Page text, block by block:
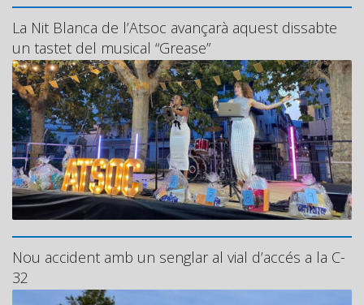
La Nit Blanca de l’Atsoc avançarà aquest dissabte
un tastet del musical “Grease”
Nou accident amb un senglar al vial d’accés a la C-
32